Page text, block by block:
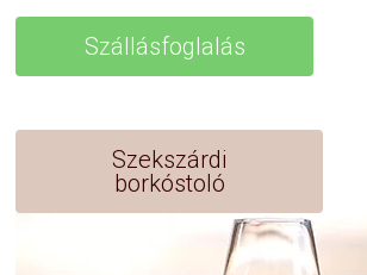
Szállásfoglalás
Szekszárdi
borkóstoló